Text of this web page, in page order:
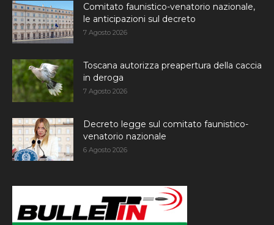
Comitato faunistico-venatorio nazionale,
le anticipazioni sul decreto
7 Agosto 2026
Toscana autorizza preapertura della caccia
in deroga
7 Agosto 2026
Decreto legge sul comitato faunistico-
venatorio nazionale
6 Agosto 2026